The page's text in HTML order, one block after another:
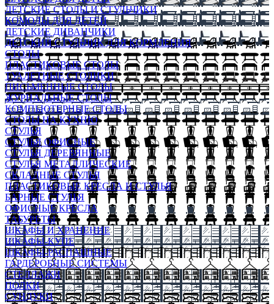
ДЕТСКИЕ СТОЛЫ И СТУЛЬЧИКИ
КОМОДЫ ДЛЯ ДЕТЕЙ
ДЕТСКИЕ ДИВАНЧИКИ
ДЕТСКИЙ СТУЛЬЧИК ДЛЯ КОРМЛЕНИЯ
СТОЛЫ
ПЛАСТИКОВЫЕ СТОЛЫ
ТУАЛЕТНЫЕ СТОЛИКИ
ПИСЬМЕННЫЕ СТОЛЫ
ЖУРНАЛЬНЫЕ СТОЛЫ
КОМПЬЮТЕРНЫЕ СТОЛЫ
СТОЛЫ НА КУХНЮ
СТУЛЬЯ
СТУЛЬЯ ОФИСНЫЕ
СТУЛЬЯ ДЕРЕВЯННЫЕ
СТУЛЬЯ МЕТАЛЛИЧЕСКИЕ
СКЛАДНЫЕ СТУЛЬЯ
ПЛАСТИКОВЫЕ КРЕСЛА И СТУЛЬЯ
БАРНЫЕ СТУЛЬЯ
ОФИСНЫЕ КРЕСЛА
ТАБУРЕТЫ
ШКАФЫ И ХРАНЕНИЕ
ШКАФЫ-КУПЕ
ШКАФЫ-РАСПАШНЫЕ
ГАРДЕРОБНЫЕ СИСТЕМЫ
СТЕЛЛАЖИ
ПОЛКИ
СУНДУКИ